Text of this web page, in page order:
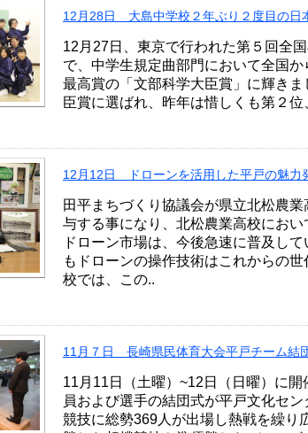
12月28日 大島中学校２年ぶり２度目の日
12月27日、東京で行われた第５回全
で、中学生規定曲部門において全国
最高賞の「文部科学大臣賞」に輝き
臣賞に選ばれ、昨年は惜しくも第２
12月12日 ドローンを活用した平戸の魅力
田平まちづくり協議会が県立北松農
与する事になり、北松農業高校におい
ドローン市場は、今後急速に普及し
もドローンの操作技術はこれからの
校では、この..
11月７日 長崎県民体育大会平戸チーム結
11月11日（土曜）~12日（日曜）に
員および選手の結団式が平戸文化セ
競技に総勢369人が出場し熱戦を繰り